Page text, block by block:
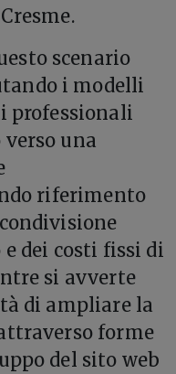
scenario
i modelli
professionali
una
riferimento
dei costi fissi di
si avverte
di ampliare la
forme
del sito web